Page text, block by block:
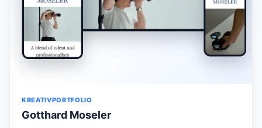
KREATIVPORTFOLIO
Gotthard Moseler